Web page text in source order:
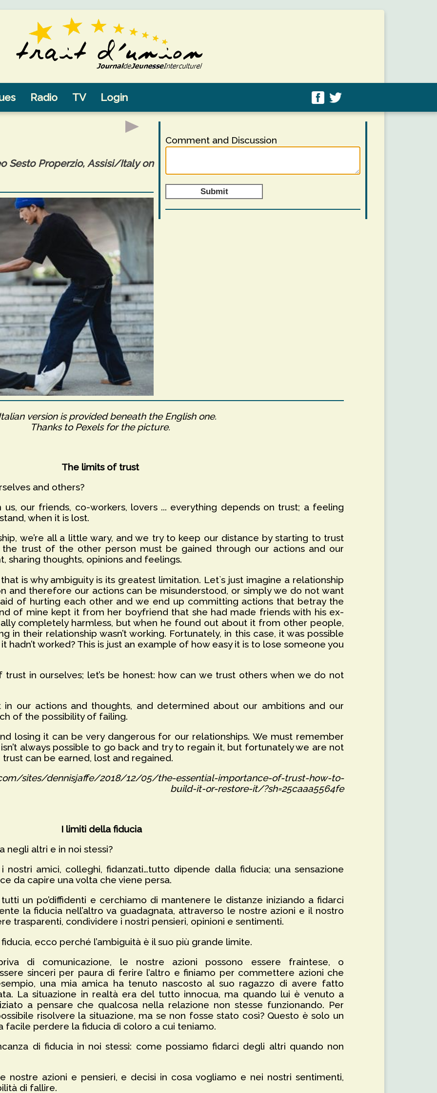
Radio TV Login
Comment and Discussion
Submit
Sesto Properzio, Assisi/Italy on
version is provided beneath the English one.
Thanks to Pexels for the picture.
The limits of trust
and others?
our friends, co-workers, lovers ... everything depends on trust; a feeling
when it is lost.
we’re all a little wary, and we try to keep our distance by starting to trust
the trust of the other person must be gained through our actions and our
sharing thoughts, opinions and feelings.
is why ambiguity is its greatest limitation. Let`s just imagine a relationship
and therefore our actions can be misunderstood, or simply we do not want
of hurting each other and we end up committing actions that betray the
of mine kept it from her boyfriend that she had made friends with his ex-
completely harmless, but when he found out about it from other people,
in their relationship wasn’t working. Fortunately, in this case, it was possible
hadn’t worked? This is just an example of how easy it is to lose someone you
in ourselves; let’s be honest: how can we trust others when we do not
our actions and thoughts, and determined about our ambitions and our
of the possibility of failing.
losing it can be very dangerous for our relationships. We must remember
always possible to go back and try to regain it, but fortunately we are not
can be earned, lost and regained.
sites/dennisjaffe/2018/12/05/the-essential-importance-of-trust-how-to-
build-it-or-restore-it/?sh=25caaa5564fe
I limiti della fiducia
negli altri e in noi stessi?
amici, colleghi, fidanzati…tutto dipende dalla fiducia; una sensazione
da capire una volta che viene persa.
un po’diffidenti e cerchiamo di mantenere le distanze iniziando a fidarci
la fiducia nell’altro va guadagnata, attraverso le nostre azioni e il nostro
trasparenti, condividere i nostri pensieri, opinioni e sentimenti.
ecco perché l’ambiguità è il suo più grande limite.
di comunicazione, le nostre azioni possono essere fraintese, o
sinceri per paura di ferire l’altro e finiamo per commettere azioni che
una mia amica ha tenuto nascosto al suo ragazzo di avere fatto
La situazione in realtà era del tutto innocua, ma quando lui è venuto a
a pensare che qualcosa nella relazione non stesse funzionando. Per
risolvere la situazione, ma se non fosse stato così? Questo è solo un
facile perdere la fiducia di coloro a cui teniamo.
di fiducia in noi stessi: come possiamo fidarci degli altri quando non
nostre azioni e pensieri, e decisi in cosa vogliamo e nei nostri sentimenti,
di fallire.